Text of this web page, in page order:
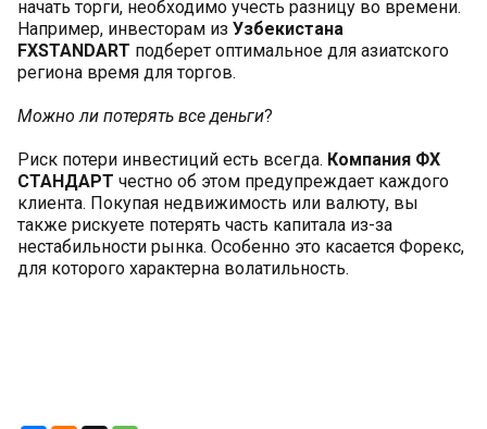
начать торги, необходимо учесть разницу во времени.
Например, инвесторам из Узбекистана
FXSTANDART подберет оптимальное для азиатского
региона время для торгов.
Можно ли потерять все деньги?
Риск потери инвестиций есть всегда. Компания ФХ
СТАНДАРТ честно об этом предупреждает каждого
клиента. Покупая недвижимость или валюту, вы
также рискуете потерять часть капитала из-за
нестабильности рынка. Особенно это касается Форекс,
для которого характерна волатильность.